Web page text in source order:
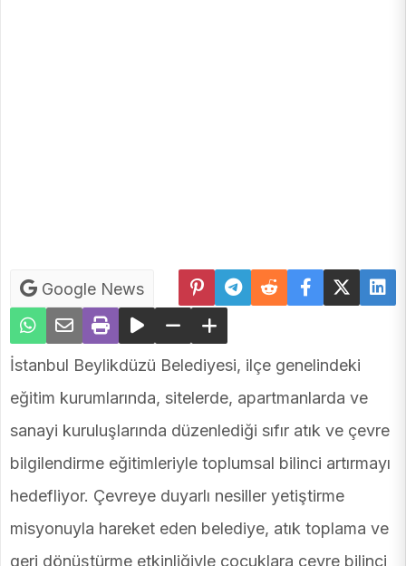
Google News
İstanbul Beylikdüzü Belediyesi, ilçe genelindeki
eğitim kurumlarında, sitelerde, apartmanlarda ve
sanayi kuruluşlarında düzenlediği sıfır atık ve çevre
bilgilendirme eğitimleriyle toplumsal bilinci artırmayı
hedefliyor. Çevreye duyarlı nesiller yetiştirme
misyonuyla hareket eden belediye, atık toplama ve
geri dönüştürme etkinliğiyle çocuklara çevre bilinci